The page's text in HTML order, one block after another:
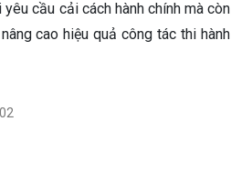
cầu cải cách hành chính mà còn
cao hiệu quả công tác thi hành